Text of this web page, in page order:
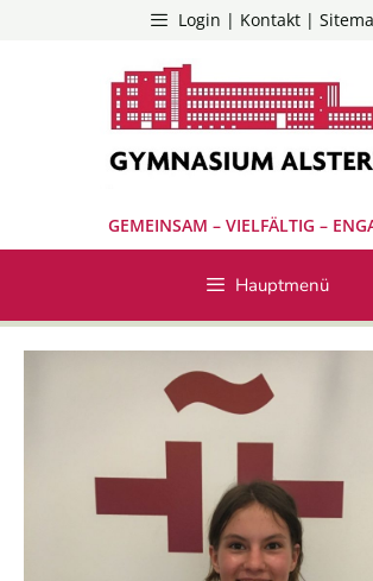
Login | Kontakt |
GEMEINSAM – VIELFÄLTIG –
Hauptmenü